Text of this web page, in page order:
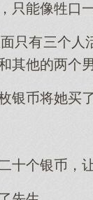
只能像牲口
只有三个
其他的两个
银币将她买了
十个银币，